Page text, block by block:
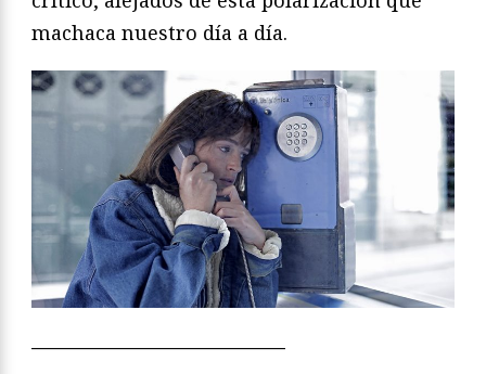
machaca nuestro día a día.
—————————————